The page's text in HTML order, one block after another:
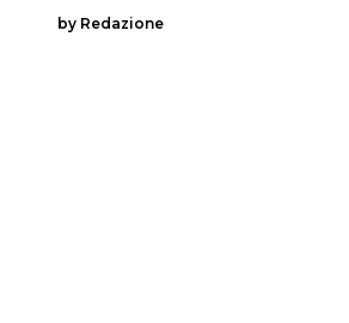
by Redazione